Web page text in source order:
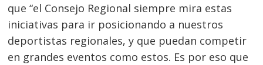
que “el Consejo Regional siempre mira estas
iniciativas para ir posicionando a nuestros
deportistas regionales, y que puedan competir
en grandes eventos como estos. Es por eso que